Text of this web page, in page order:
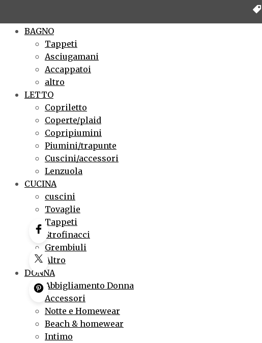
BAGNO
Tappeti
Asciugamani
Accappatoi
altro
LETTO
Copriletto
Coperte/plaid
Copripiumini
Piumini/trapunte
Cuscini/accessori
Lenzuola
CUCINA
cuscini
Tovaglie
Tappeti
Strofinacci
Grembiuli
Altro
DONNA
Abbigliamento Donna
Accessori
Notte e Homewear
Beach & homewear
Intimo